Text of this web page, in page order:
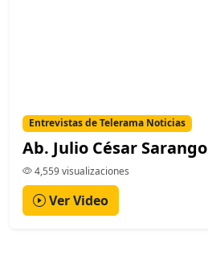
Entrevistas de Telerama Noticias
Ab. Julio César Sarango
4,559 visualizaciones
Ver Video